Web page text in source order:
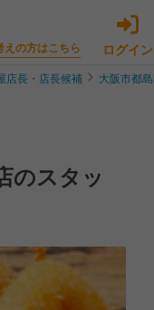
の方はこちら ログイン
店長・店長候補 大阪市都
のスタッ